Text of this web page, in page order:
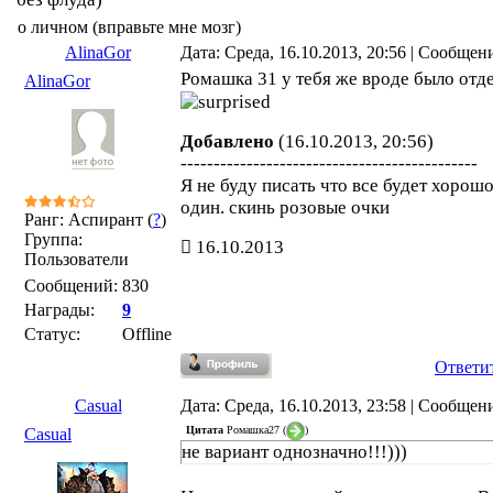
о личном (вправьте мне мозг)
AlinaGor
Дата: Среда, 16.10.2013, 20:56 |
AlinaGor
Ранг: Аспирант (?)
Группа:
Пользователи
Сообщений: 830
Награды:
9
Статус:
Offline
Ромашка 31 у тебя же вроде было
Добавлено (16.10.2013, 20:56)
---------------------------------------------
Я не буду писать что все будет
один. скинь розовые очки
16.10.2013
Casual
Дата: Среда, 16.10.2013, 23:58 |
Casual
Цитата Ромашка27 ( )
не вариант однозначно!!!)))